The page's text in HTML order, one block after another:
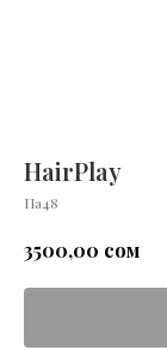
HairPlay
Па48
3500,00 сом